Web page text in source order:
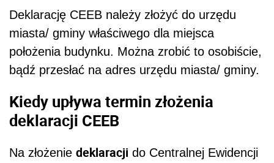
Deklarację CEEB należy złożyć do urzędu
miasta/ gminy właściwego dla miejsca
położenia budynku. Można zrobić to osobiście,
bądź przesłać na adres urzędu miasta/ gminy.
Kiedy upływa termin złożenia
deklaracji CEEB
Na złożenie deklaracji do Centralnej Ewidencji